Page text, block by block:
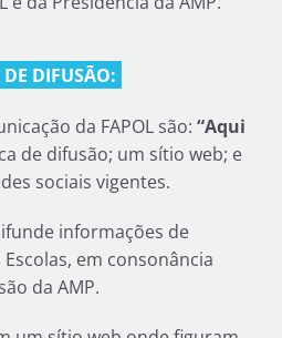
DIFUSÃO:
da FAPOL são: “Aqui
de difusão; um sítio web; e
sociais vigentes.
informações de
em consonância
da AMP.